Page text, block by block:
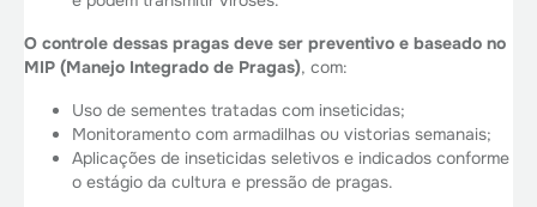
O controle dessas pragas deve ser preventivo e baseado no
MIP (Manejo Integrado de Pragas), com:
Uso de sementes tratadas com inseticidas;
Monitoramento com armadilhas ou vistorias semanais;
Aplicações de inseticidas seletivos e indicados conforme
o estágio da cultura e pressão de pragas.